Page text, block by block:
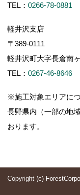
TEL： 0266-78-0881
軽井沢支店
〒389-0111
軽井沢町大字長倉南
TEL： 0267-46-8646
※施工対象エリアに
長野県内（一部の地
おります。
Copyright (c)